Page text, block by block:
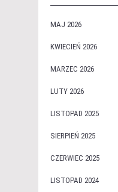
MAJ 2026
KWIECIEŃ 2026
MARZEC 2026
LUTY 2026
LISTOPAD 2025
SIERPIEŃ 2025
CZERWIEC 2025
LISTOPAD 2024